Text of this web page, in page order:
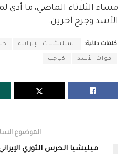
مساء الثلاثاء الماضي، ما
الأسد وجرح آخرين.
كلمات دلالية: الميليشيات الإيرانية
قوات الأسد كباجب
الموضوع
ميليشيا الحرس الثوري